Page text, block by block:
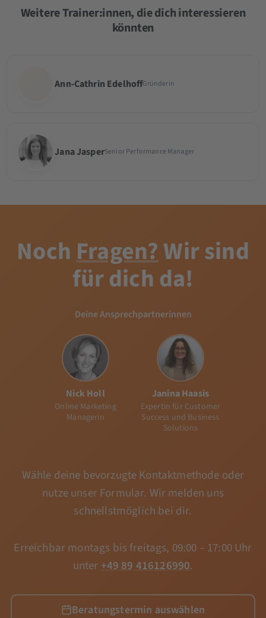
Weitere Trainer:innen, die dich interessieren
könnten
Ann-Cathrin EdelhoffGründerin
Jana JasperSenior Performance Manager
NochFragen?Wir sind
für dich da!
Deine Ansprechpartnerinnen
Nick Holl
Online Marketing
Managerin
Janina Haasis
Expertin für Customer
Success und Business
Solutions
Wähle deine bevorzugte Kontaktmethode oder
nutze unser Formular. Wir melden uns
schnellstmöglich bei dir.
Erreichbar montags bis freitags, 09:00 – 17:00 Uhr
unter+49 89 416126990.
Beratungstermin auswählen